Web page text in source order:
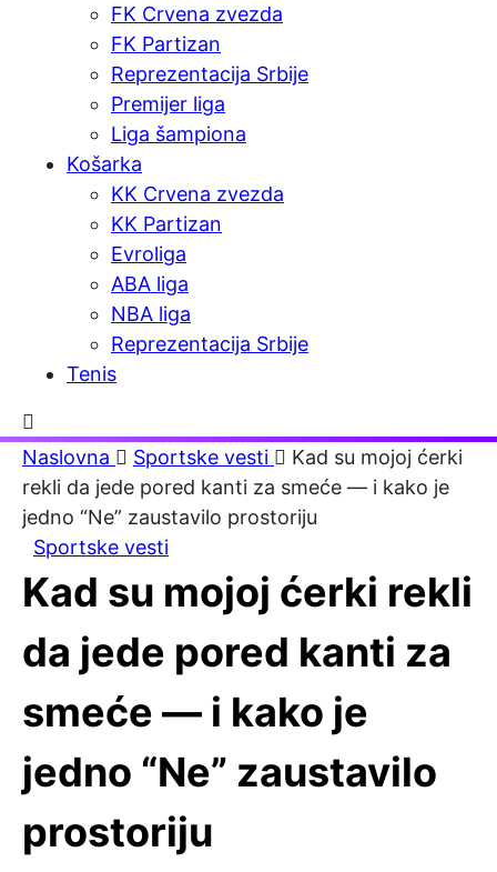
FK Crvena zvezda
FK Partizan
Reprezentacija Srbije
Premijer liga
Liga šampiona
Košarka
KK Crvena zvezda
KK Partizan
Evroliga
ABA liga
NBA liga
Reprezentacija Srbije
Tenis
Naslovna Sportske vesti
Kad su mojoj ćerki
rekli da jede pored kanti za smeće — i kako je
jedno “Ne” zaustavilo prostoriju
Sportske vesti
Kad su mojoj ćerki rekli
da jede pored kanti za
smeće — i kako je
jedno “Ne” zaustavilo
prostoriju